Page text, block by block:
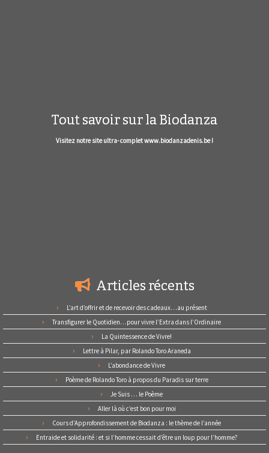
Tout savoir sur la Biodanza
Visitez notre site ultra- complet www.biodanzadenis.be !
Articles récents
L’art d’offrir et de recevoir des cadeaux…au présent
Transfigurer le Quotidien…pour vivre l’Extra dans l’Ordinaire
La Quintessence de Vivre!
Lettre à Pilar, par Rolando Toro Araneda
L’abondance de Vivre
Poème de Rolando Toro à propos du Paradis sur terre
Je Suis … le Poème
Aller là où c’est bon pour moi
Cours d’Approfondissement de Biodanza : le thème de l’année
Entraide et solidarité : et si l’homme cessait d’être un loup pour l’homme?